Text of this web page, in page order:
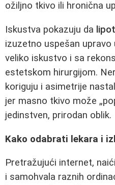
ožiljno tkivo ili hronična
Iskustva pokazuju da
izuzetno uspešan upravo
veliko iskustvo i sa
estetskom hirurgijom.
koriguju i asimetrije
jer masno tkivo može
jedinstven, prirodan oblik.
Kako odabrati lekara i
Pretražujući internet,
i samohvala raznih